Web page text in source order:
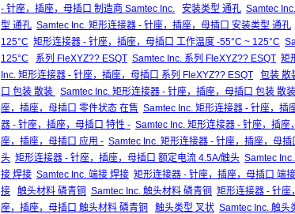
- 针座，插座，母插口 制造商 Samtec Inc.
安装类型 通孔 Samtec
型 通孔 Samtec Inc. 矩形连接器 - 针座，插座，母插口 安装类型 通孔
125°C 矩形连接器 - 针座，插座，母插口 工作温度 -55°C ~ 125°C
125°C
系列 FleXYZ?? ESQT Samtec Inc. 系列 FleXYZ?? ESQT 矩
Inc. 矩形连接器 - 针座，插座，母插口 系列 FleXYZ?? ESQT
包装 散
口 包装 散装
Samtec Inc. 矩形连接器 - 针座，插座，母插口 包装 散装
座，插座，母插口 零件状态 在售 Samtec Inc. 矩形连接器 - 针座，插
器 - 针座，插座，母插口 特性 - Samtec Inc. 矩形连接器 - 针座，插座
座，插座，母插口 应用 - Samtec Inc. 矩形连接器 - 针座，插座，母插
头 矩形连接器 - 针座，插座，母插口 额定电流 4.5A/触头 Samtec
接 焊接 Samtec Inc. 端接 焊接 矩形连接器 - 针座，插座，母插口 端
接
触头材料 磷青铜 Samtec Inc. 触头材料 磷青铜 矩形连接器 - 针座
座，插座，母插口 触头材料 磷青铜
触头类型 叉状 Samtec Inc. 触头